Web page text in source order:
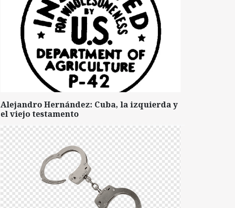
Alejandro Hernández: Cuba, la izquierda y
el viejo testamento